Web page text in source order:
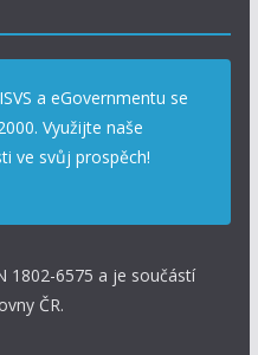
a eGovernmentu se
Využijte naše
ve svůj prospěch!
1802-6575 a je součástí
ČR.